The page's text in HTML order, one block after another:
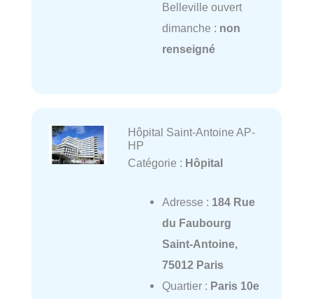
Belleville ouvert
dimanche : non
renseigné
Hôpital Saint-Antoine AP-
HP
Catégorie : Hôpital
Adresse : 184 Rue
du Faubourg
Saint-Antoine,
75012 Paris
Quartier : Paris 10e